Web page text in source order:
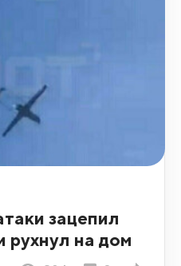
зацепил
рухнул на дом